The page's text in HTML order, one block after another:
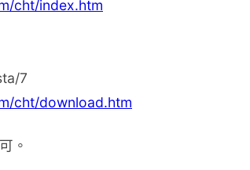
cht/index.htm
7
cht/download.htm
。